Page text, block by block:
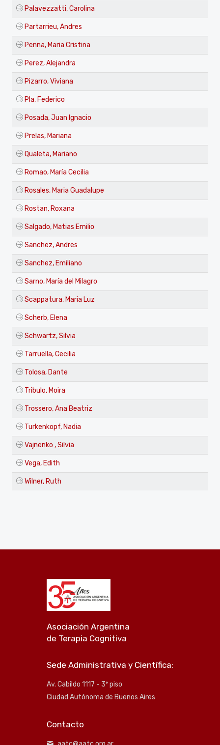
Palavezzatti, Carolina
Partarrieu, Andres
Penna, Maria Cristina
Perez, Alejandra
Pizarro, Viviana
Pla, Federico
Posada, Juan Ignacio
Prelas, Mariana
Qualeta, Mariano
Romao, María Cecilia
Rosales, Maria Guadalupe
Rostan, Roxana
Salgado, Matias Emilio
Sanchez, Andres
Sanchez, Emiliano
Sarno, María del Milagro
Scappatura, Maria Luz
Scherb, Elena
Schwartz, Silvia
Tarruella, Cecilia
Tolosa, Dante
Tribulo, Moira
Trossero, Ana Beatriz
Turkenkopf, Nadia
Vajnenko , Silvia
Vega, Edith
Wilner, Ruth
Asociación Argentina
de Terapia Cognitiva
Sede Administrativa y Científica:
Av. Cabildo 1117 - 3º piso
Ciudad Autónoma de Buenos Aires
Contacto